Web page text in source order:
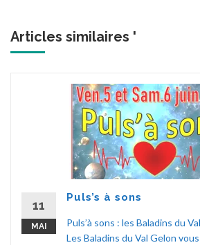
Articles similaires '
11
MAI
Puls’s à sons
Puls’à sons : les Baladins du
Les Baladins du Val Gelon